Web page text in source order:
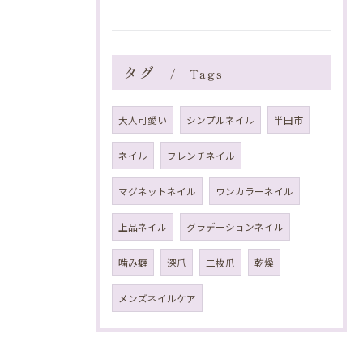
タグ Tags
大人可愛い シンプルネイル 半田市
ネイル フレンチネイル
マグネットネイル ワンカラーネイル
上品ネイル グラデーションネイル
噛み癖 深爪 二枚爪 乾燥
メンズネイルケア